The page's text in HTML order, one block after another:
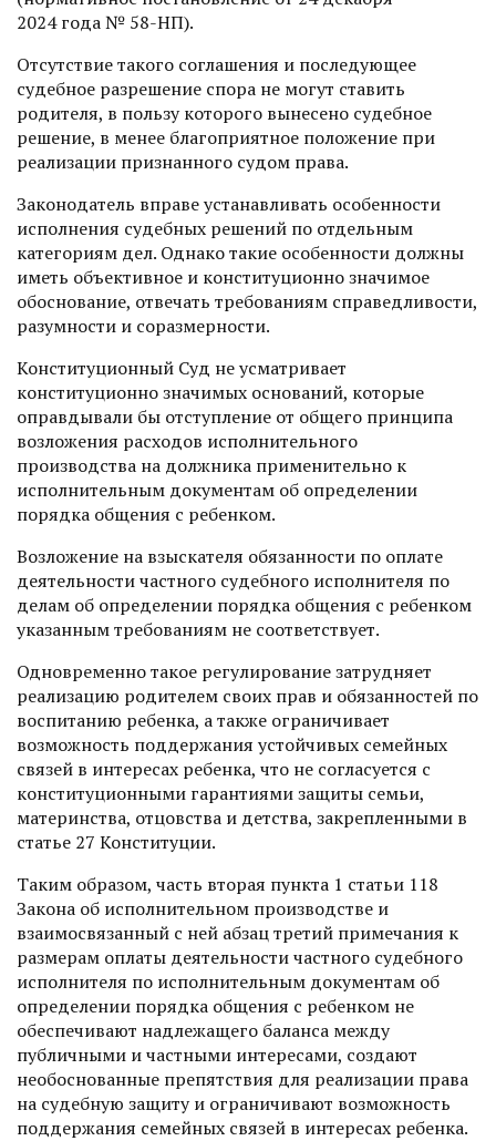
2024 года № 58-НП).
Отсутствие такого соглашения и последующее
судебное разрешение спора не могут ставить
родителя, в пользу которого вынесено судебное
решение, в менее благоприятное положение при
реализации признанного судом права.
Законодатель вправе устанавливать особенности
исполнения судебных решений по отдельным
категориям дел. Однако такие особенности должны
иметь объективное и конституционно значимое
обоснование, отвечать требованиям справедливости,
разумности и соразмерности.
Конституционный Суд не усматривает
конституционно значимых оснований, которые
оправдывали бы отступление от общего принципа
возложения расходов исполнительного
производства на должника применительно к
исполнительным документам об определении
порядка общения с ребенком.
Возложение на взыскателя обязанности по оплате
деятельности частного судебного исполнителя по
делам об определении порядка общения с ребенком
указанным требованиям не соответствует.
Одновременно такое регулирование затрудняет
реализацию родителем своих прав и обязанностей по
воспитанию ребенка, а также ограничивает
возможность поддержания устойчивых семейных
связей в интересах ребенка, что не согласуется с
конституционными гарантиями защиты семьи,
материнства, отцовства и детства, закрепленными в
статье 27 Конституции.
Таким образом, часть вторая пункта 1 статьи 118
Закона об исполнительном производстве и
взаимосвязанный с ней абзац третий примечания к
размерам оплаты деятельности частного судебного
исполнителя по исполнительным документам об
определении порядка общения с ребенком не
обеспечивают надлежащего баланса между
публичными и частными интересами, создают
необоснованные препятствия для реализации права
на судебную защиту и ограничивают возможность
поддержания семейных связей в интересах ребенка.